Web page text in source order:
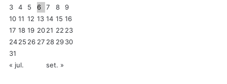
3
4 5 6 7 8
9
10 11 12 13 14 15 16
17 18 19 2021 22 23
2425 26 27 28 2930
31
« jul.
set. »